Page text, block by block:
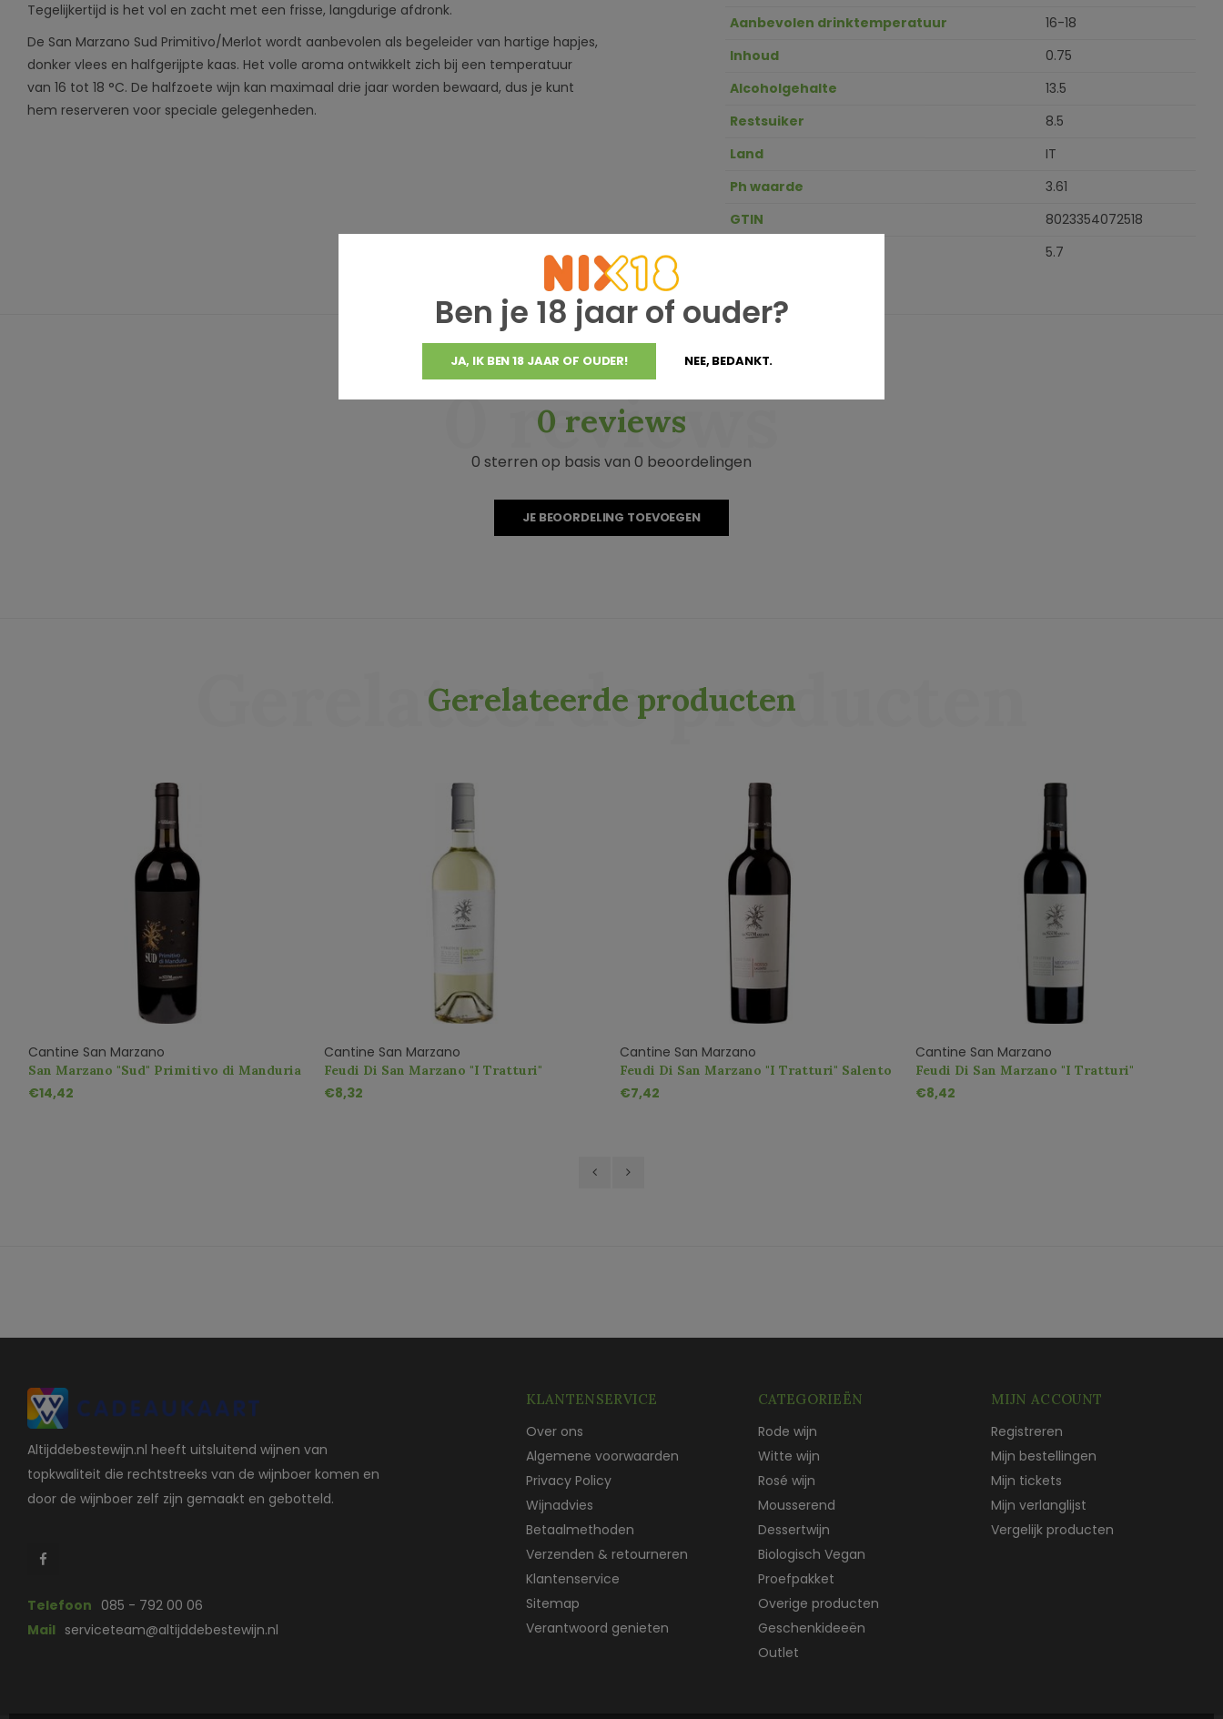
Ben je 18 jaar of ouder?
JA, IK BEN 18 JAAR OF OUDER! NEE, BEDANKT.
Tegelijkertijd is het vol en zacht met een frisse, langdurige afdronk.
De San Marzano Sud Primitivo/Merlot wordt aanbevolen als begeleider van hartige hapjes,
donker vlees en halfgerijpte kaas. Het volle aroma ontwikkelt zich bij een temperatuur
van 16 tot 18 °C. De halfzoete wijn kan maximaal drie jaar worden bewaard, dus je kunt
hem reserveren voor speciale gelegenheden.
Aanbevolen drinktemperatuur
16-18
Inhoud
0.75
Alcoholgehalte
13.5
Restsuiker
8.5
Land
IT
Ph waarde
3.61
GTIN
8023354072518
5.7
0 reviews
0 reviews
0 sterren op basis van 0 beoordelingen
JE BEOORDELING TOEVOEGEN
Gerelateerde producten
Gerelateerde producten
Cantine San Marzano
San Marzano "Sud" Primitivo di Manduria
€14,42
Cantine San Marzano
Feudi Di San Marzano "I Tratturi"
Sauvignon Malvasia
€8,32
Cantine San Marzano
Feudi Di San Marzano "I Tratturi" Salento
Rosso IGT
€7,42
Cantine San Marzano
Feudi Di San Marzano "I Tratturi"
Negroamaro IGT
€8,42
Altijddebestewijn.nl heeft uitsluitend wijnen van
topkwaliteit die rechtstreeks van de wijnboer komen en
door de wijnboer zelf zijn gemaakt en gebotteld.
Telefoon 085 - 792 00 06
Mail serviceteam@altijddebestewijn.nl
KLANTENSERVICE
Over ons
Algemene voorwaarden
Privacy Policy
Wijnadvies
Betaalmethoden
Verzenden & retourneren
Klantenservice
Sitemap
Verantwoord genieten
CATEGORIEËN
Rode wijn
Witte wijn
Rosé wijn
Mousserend
Dessertwijn
Biologisch Vegan
Proefpakket
Overige producten
Geschenkideeën
Outlet
MIJN ACCOUNT
Registreren
Mijn bestellingen
Mijn tickets
Mijn verlanglijst
Vergelijk producten